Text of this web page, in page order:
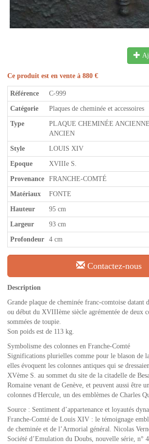
Ce produit est en vente à 880 €
Référence C-999
Catégorie Plaques de cheminée et accessoires
Type
PLAQUE CHEMINÉE
ANCIEN
Style LOUIS XIV
Epoque XVIIIe S.
Provenance FRANCHE-COMTÉ
Matériaux FONTE
Hauteur 95 cm
Largeur 93 cm
Profondeur 4 cm
Contactez-nous
Description
Grande plaque de cheminée franc-comtoise
ou début du XVIIIème siècle agrémentée de deux
sommées de toupie.
Son poids est de 113 kg.
Symbolisme des colonnes en Franche-Comté
Significations plurielles comme pour le blason de
elles évoquent les colonnes antiques qui se
XVème S. au sommet du site de la citadelle de
Romaine venant de Genève, et peuvent aussi être
colonnes d'Hercule, un des emblèmes de Charles
Source : Sentiment d’appartenance et loyautés
Franche-Comté de Louis XIV : le témoignage
de cheminée et de l’Armorial général. Nicolas
Société d’Emulation du Doubs, nouvelle série, n°